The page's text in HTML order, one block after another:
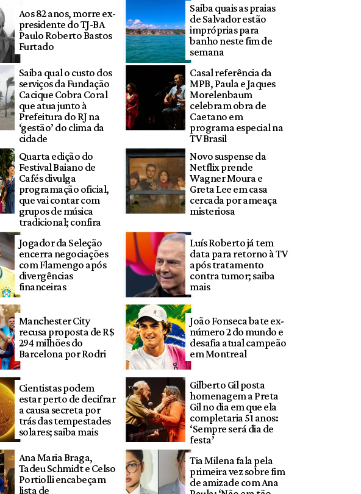
Aos 82 anos, morre ex-
presidente do TJ-BA
Paulo Roberto Bastos
Furtado
Saiba quais as praias
de Salvador estão
impróprias para
banho neste fim de
semana
Saiba qual o custo dos
serviços da Fundação
Cacique Cobra Coral
que atua junto à
Prefeitura do RJ na
‘gestão’ do clima da
cidade
Casal referência da
MPB, Paula e Jaques
Morelenbaum
celebram obra de
Caetano em
programa especial na
TV Brasil
Quarta edição do
Festival Baiano de
Cafés divulga
programação oficial,
que vai contar com
grupos de música
tradicional; confira
Novo suspense da
Netflix prende
Wagner Moura e
Greta Lee em casa
cercada por ameaça
misteriosa
Jogador da Seleção
encerra negociações
com Flamengo após
divergências
financeiras
Luís Roberto já tem
data para retorno à TV
após tratamento
contra tumor; saiba
mais
Manchester City
recusa proposta de R$
294 milhões do
Barcelona por Rodri
João Fonseca bate ex-
número 2 do mundo e
desafia atual campeão
em Montreal
Cientistas podem
estar perto de decifrar
a causa secreta por
trás das tempestades
solares; saiba mais
Gilberto Gil posta
homenagem a Preta
Gil no dia em que ela
completaria 51 anos:
‘Sempre será dia de
festa’
Ana Maria Braga,
Tadeu Schmidt e Celso
Portiolli encabeçam
lista de
Tia Milena fala pela
primeira vez sobre fim
de amizade com Ana